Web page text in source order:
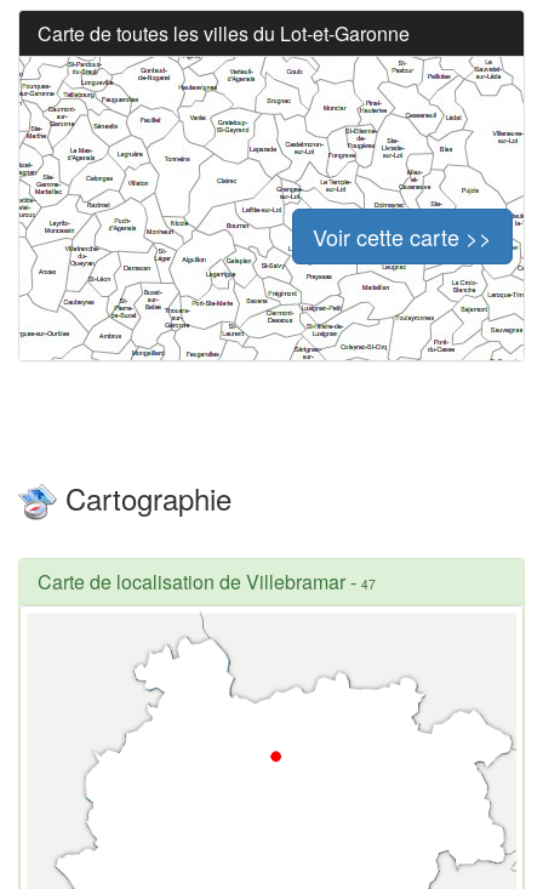
Carte de toutes les villes du Lot-et-Garonne
Voir cette carte >>
Cartographie
Carte de localisation de Villebramar- 47